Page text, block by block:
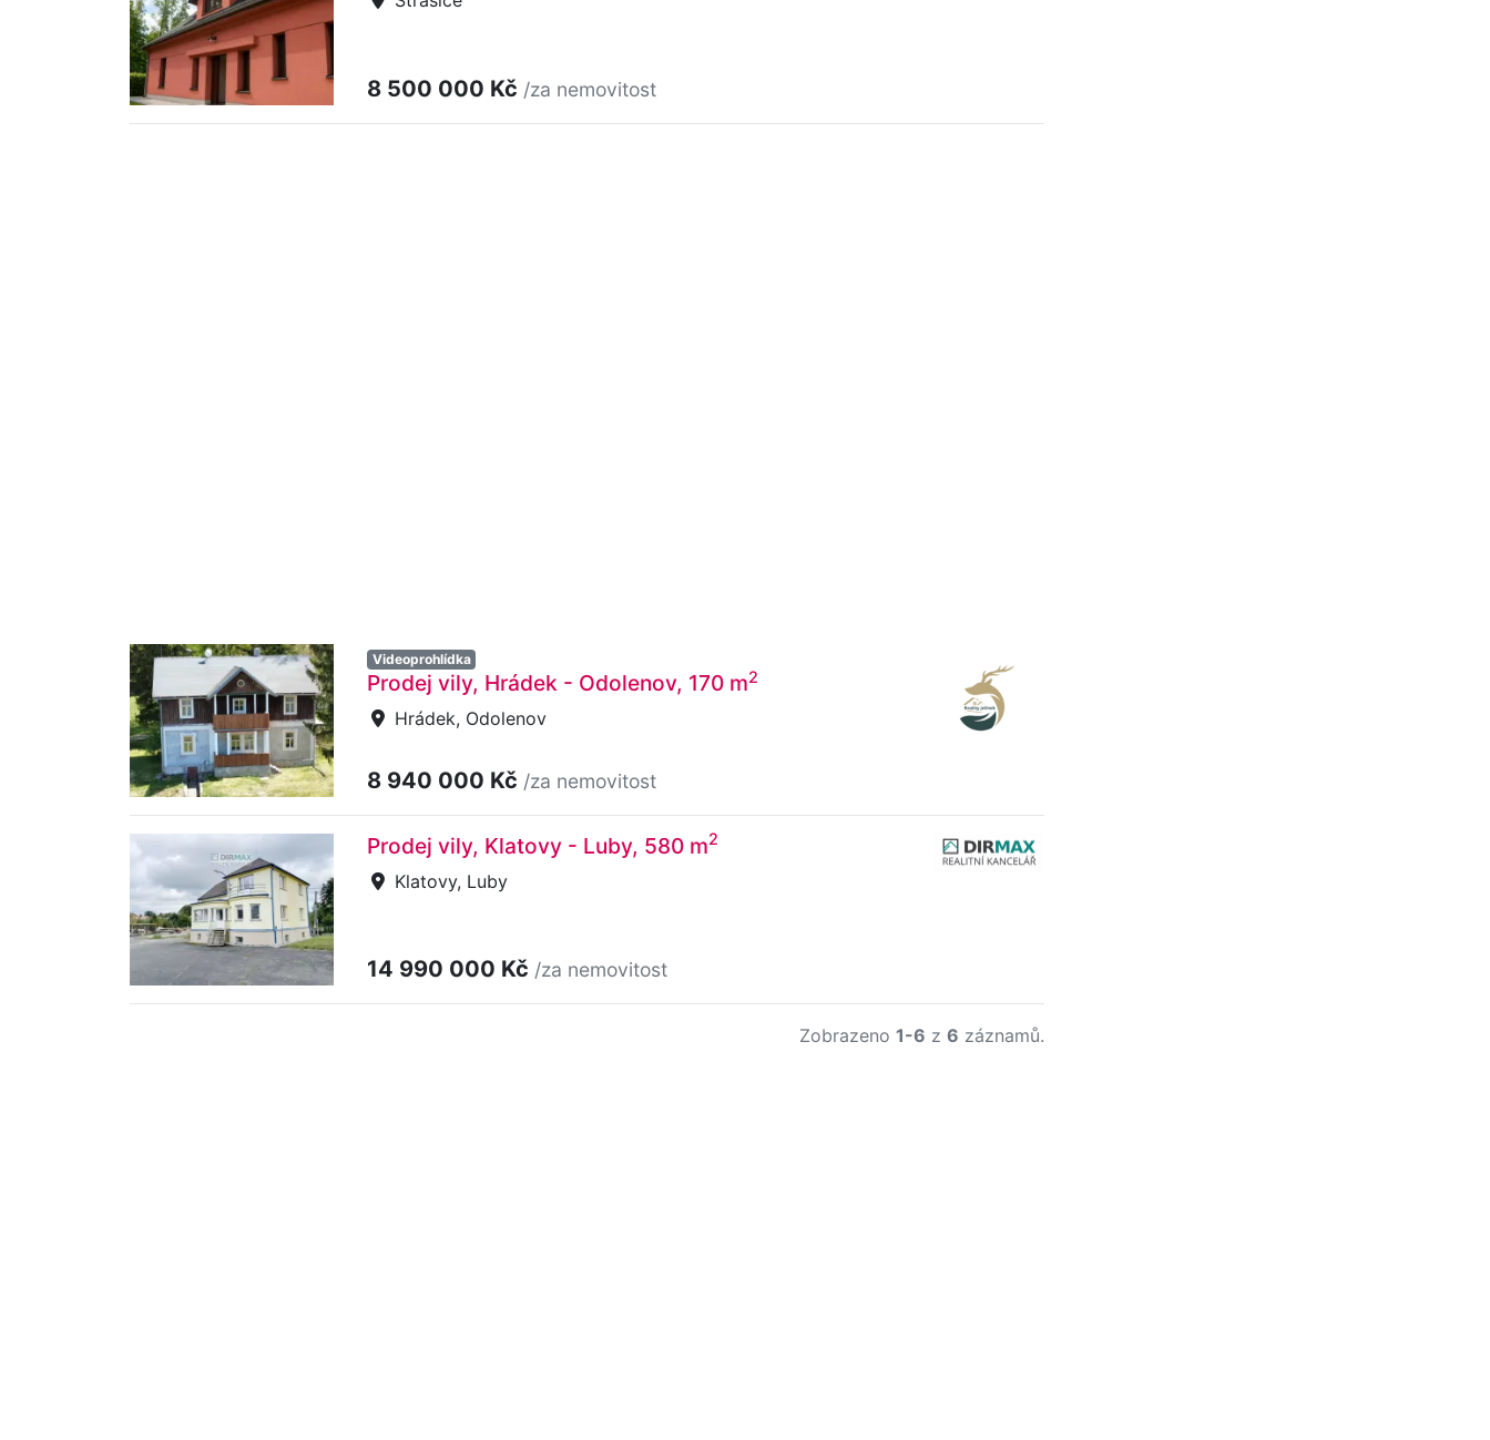
8 500 000 Kč /za nemovitost
Videoprohlídka
Prodej vily, Hrádek - Odolenov, 170 m2
Hrádek, Odolenov
8 940 000 Kč /za nemovitost
Prodej vily, Klatovy - Luby, 580 m2
Klatovy, Luby
14 990 000 Kč /za nemovitost
Zobrazeno 1-6 z 6 záznamů.